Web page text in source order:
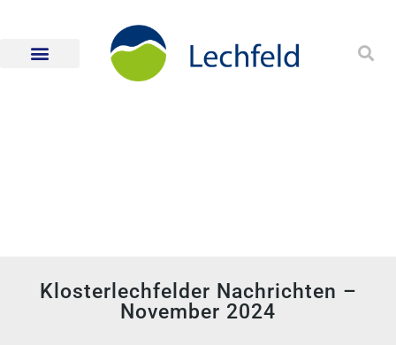
Klosterlechfelder Nachrichten –
November 2024